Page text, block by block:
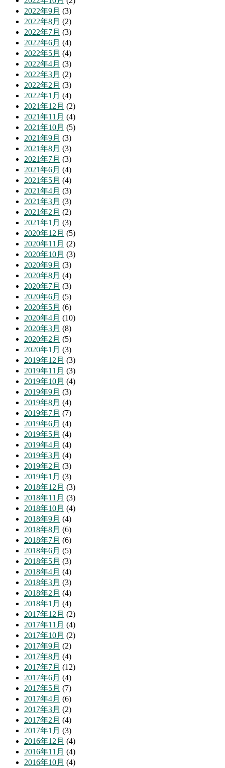
2022年9月 (3)
2022年8月 (2)
2022年7月 (3)
2022年6月 (4)
2022年5月 (4)
2022年4月 (3)
2022年3月 (2)
2022年2月 (3)
2022年1月 (4)
2021年12月 (2)
2021年11月 (4)
2021年10月 (5)
2021年9月 (3)
2021年8月 (3)
2021年7月 (3)
2021年6月 (4)
2021年5月 (4)
2021年4月 (3)
2021年3月 (3)
2021年2月 (2)
2021年1月 (3)
2020年12月 (5)
2020年11月 (2)
2020年10月 (3)
2020年9月 (3)
2020年8月 (4)
2020年7月 (3)
2020年6月 (5)
2020年5月 (6)
2020年4月 (10)
2020年3月 (8)
2020年2月 (5)
2020年1月 (3)
2019年12月 (3)
2019年11月 (3)
2019年10月 (4)
2019年9月 (3)
2019年8月 (4)
2019年7月 (7)
2019年6月 (4)
2019年5月 (4)
2019年4月 (4)
2019年3月 (4)
2019年2月 (3)
2019年1月 (3)
2018年12月 (3)
2018年11月 (3)
2018年10月 (4)
2018年9月 (4)
2018年8月 (6)
2018年7月 (6)
2018年6月 (5)
2018年5月 (3)
2018年4月 (4)
2018年3月 (3)
2018年2月 (4)
2018年1月 (4)
2017年12月 (2)
2017年11月 (4)
2017年10月 (2)
2017年9月 (2)
2017年8月 (4)
2017年7月 (12)
2017年6月 (4)
2017年5月 (7)
2017年4月 (6)
2017年3月 (2)
2017年2月 (4)
2017年1月 (3)
2016年12月 (4)
2016年11月 (4)
2016年10月 (4)